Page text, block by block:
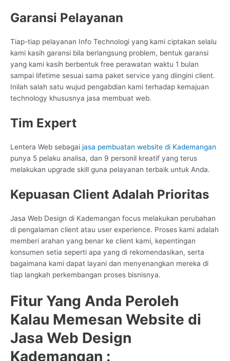
Garansi Pelayanan
Tiap-tiap pelayanan Info Technologi yang kami ciptakan selalu
kami kasih garansi bila berlangsung problem, bentuk garansi
yang kami kasih berbentuk free perawatan waktu 1 bulan
sampai lifetime sesuai sama paket service yang diingini client.
Inilah salah satu wujud pengabdian kami terhadap kemajuan
technology khususnya jasa membuat web.
Tim Expert
Lentera Web sebagai jasa pembuatan website di Kademangan
punya 5 pelaku analisa, dan 9 personil kreatif yang terus
melakukan upgrade skill guna pelayanan terbaik untuk Anda.
Kepuasan Client Adalah Prioritas
Jasa Web Design di Kademangan focus melakukan perubahan
di pengalaman client atau user experience. Proses kami adalah
memberi arahan yang benar ke client kami, kepentingan
konsumen setia seperti apa yang di rekomendasikan, serta
bagaimana kami dapat layani dan menyenangkan mereka di
tiap langkah perkembangan proses bisnisnya.
Fitur Yang Anda Peroleh
Kalau Memesan Website di
Jasa Web Design
Kademangan :